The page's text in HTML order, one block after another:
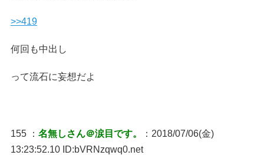
>>419
何回も中出し
って流石に妄想だよ
155 ： 名無しさん＠涙目です。
：2018/07/06(金)
13:23:52.10 ID:bVRNzqwq0.net